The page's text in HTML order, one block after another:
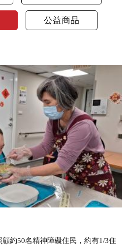
公益商品
約50名精神障礙住民，約有1/3住